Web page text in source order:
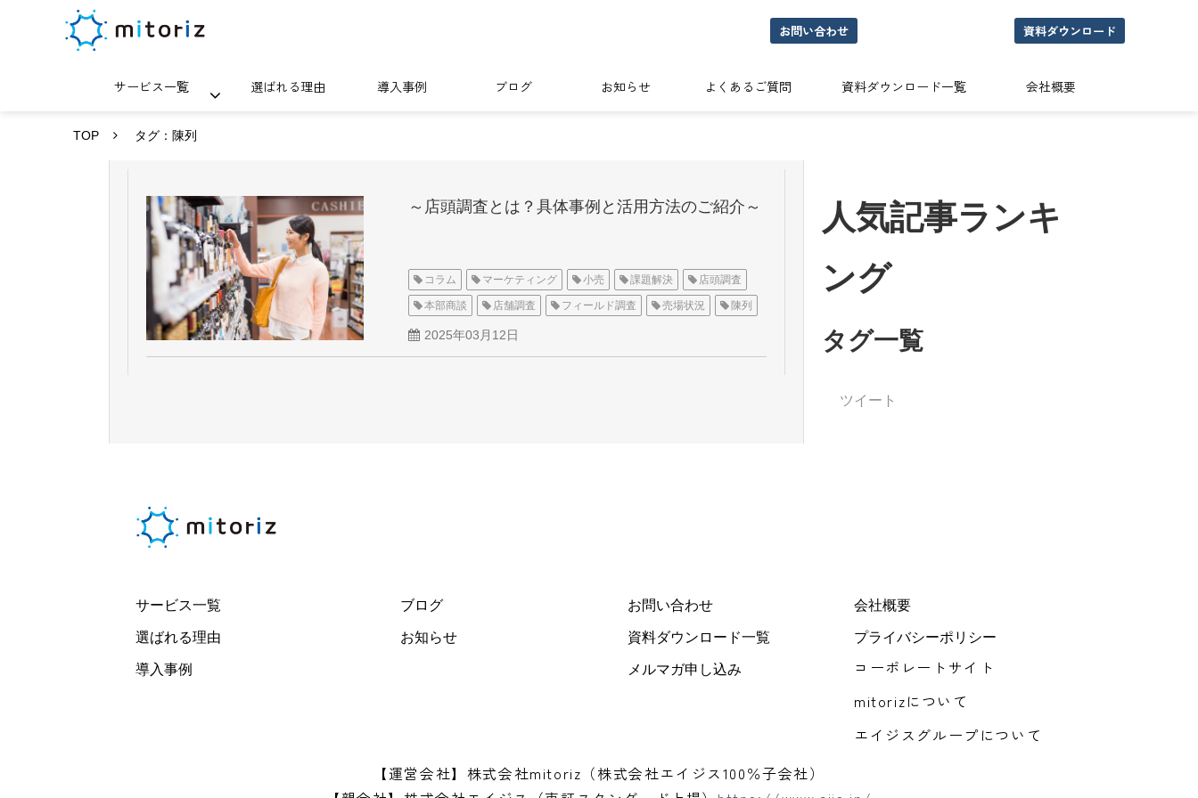
お問い合わせ 資料ダウンロード
サービス一覧 選ばれる理由 導入事例 ブログ お知らせ よくあるご質問 資料ダウンロード一覧 会社概要
TOP タグ：陳列
～店頭調査とは？具体事例と活用方法のご紹介～
コラム マーケティング 小売 課題解決 店頭調査
本部商談 店舗調査 フィールド調査 売場状況 陳列
販促物 競合調査
2025年03月12日
人気記事ランキ
ング
タグ一覧
ツイート
サービス一覧
選ばれる理由
導入事例
ブログ
お知らせ
お問い合わせ
資料ダウンロード一覧
メルマガ申し込み
会社概要
プライバシーポリシー
コーポレートサイト
mitorizについて
エイジスグループについて
【運営会社】株式会社mitoriz（株式会社エイジス100％子会社）